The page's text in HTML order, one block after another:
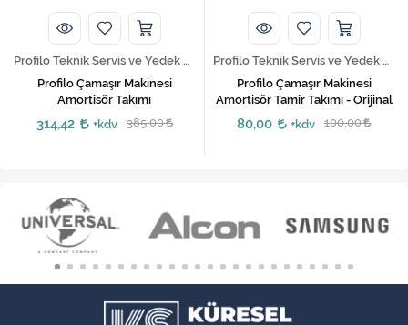
Profilo Teknik Servis ve Yedek Parça Hizmetleri
Profilo Çamaşır Makinesi
Amortisör Takımı
314,42 +kdv 385,00
Profilo Teknik Servis ve Yedek Parça Hizmetleri
Profilo Çamaşır Makinesi
Amortisör Tamir Takımı - Orijinal
80,00 +kdv 100,00